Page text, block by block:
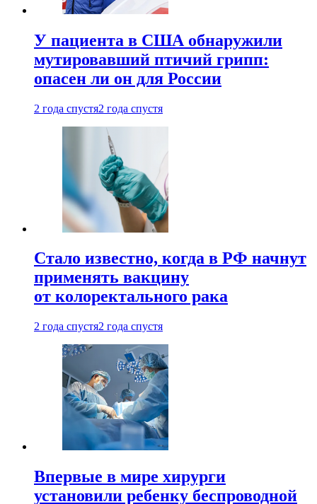
У пациента в США обнаружили
мутировавший птичий грипп:
опасен ли он для России
2 года спустя2 года спустя
Стало известно, когда в РФ начнут
применять вакцину
от колоректального рака
2 года спустя2 года спустя
Впервые в мире хирурги
установили ребенку беспроводной